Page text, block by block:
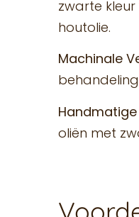
zwarte
houtolie.
Machinale
oliën met